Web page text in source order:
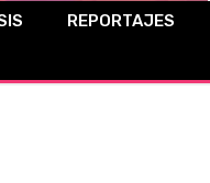
CÓMICS
REPORTAJES